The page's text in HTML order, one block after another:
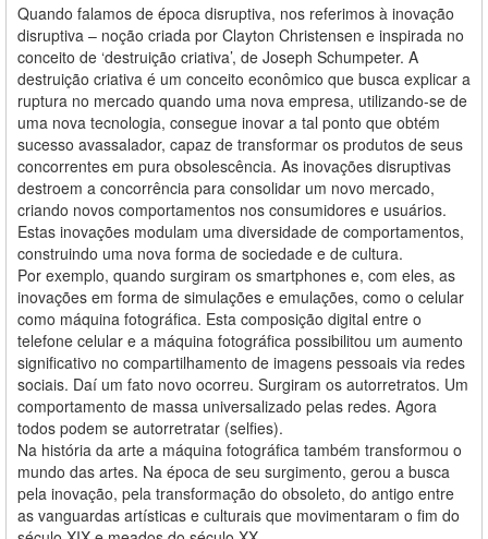
Quando falamos de época disruptiva, nos referimos à inovação
disruptiva – noção criada por Clayton Christensen e inspirada no
conceito de ‘destruição criativa’, de Joseph Schumpeter. A
destruição criativa é um conceito econômico que busca explicar a
ruptura no mercado quando uma nova empresa, utilizando-se de
uma nova tecnologia, consegue inovar a tal ponto que obtém
sucesso avassalador, capaz de transformar os produtos de seus
concorrentes em pura obsolescência. As inovações disruptivas
destroem a concorrência para consolidar um novo mercado,
criando novos comportamentos nos consumidores e usuários.
Estas inovações modulam uma diversidade de comportamentos,
construindo uma nova forma de sociedade e de cultura.
Por exemplo, quando surgiram os smartphones e, com eles, as
inovações em forma de simulações e emulações, como o celular
como máquina fotográfica. Esta composição digital entre o
telefone celular e a máquina fotográfica possibilitou um aumento
significativo no compartilhamento de imagens pessoais via redes
sociais. Daí um fato novo ocorreu. Surgiram os autorretratos. Um
comportamento de massa universalizado pelas redes. Agora
todos podem se autorretratar (selfies).
Na história da arte a máquina fotográfica também transformou o
mundo das artes. Na época de seu surgimento, gerou a busca
pela inovação, pela transformação do obsoleto, do antigo entre
as vanguardas artísticas e culturais que movimentaram o fim do